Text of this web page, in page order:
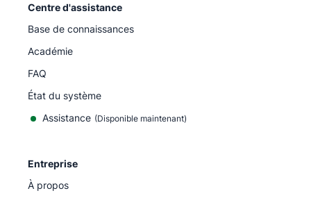
Centre d'assistance
Base de connaissances
Académie
FAQ
État du système
Assistance (Disponible maintenant)
Entreprise
À propos